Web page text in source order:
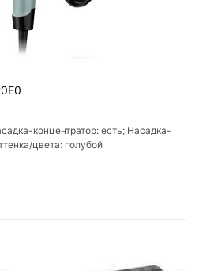
концентратор: есть; Насадка-
цвета: голубой